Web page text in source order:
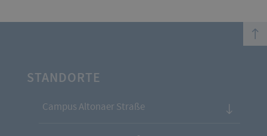
top
STANDORTE
Campus Altonaer Straße